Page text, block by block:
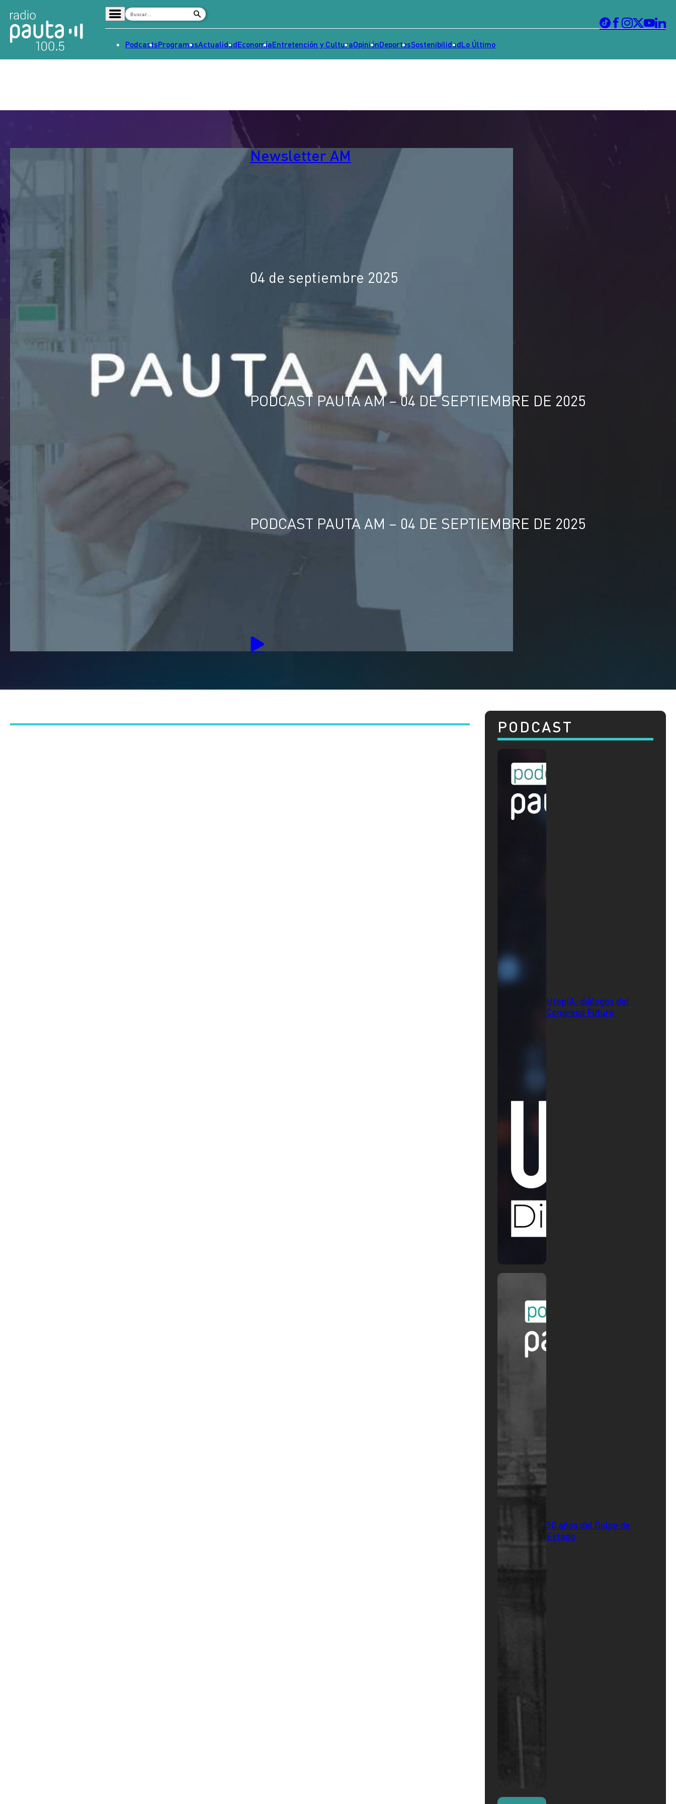
PodcastsProgramasActualidadEconomíaEntretención y CulturaOpiniónDeportesSostenibilidadLo Último
Newsletter AM
04 de septiembre 2025
PODCAST PAUTA AM – 04 DE SEPTIEMBRE DE 2025
PODCAST PAUTA AM – 04 DE SEPTIEMBRE DE 2025
PODCAST
UtopIA: diálogos del
Congreso Futuro
50 años del Golpe de
Estado